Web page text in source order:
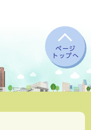
ページ
トップへ